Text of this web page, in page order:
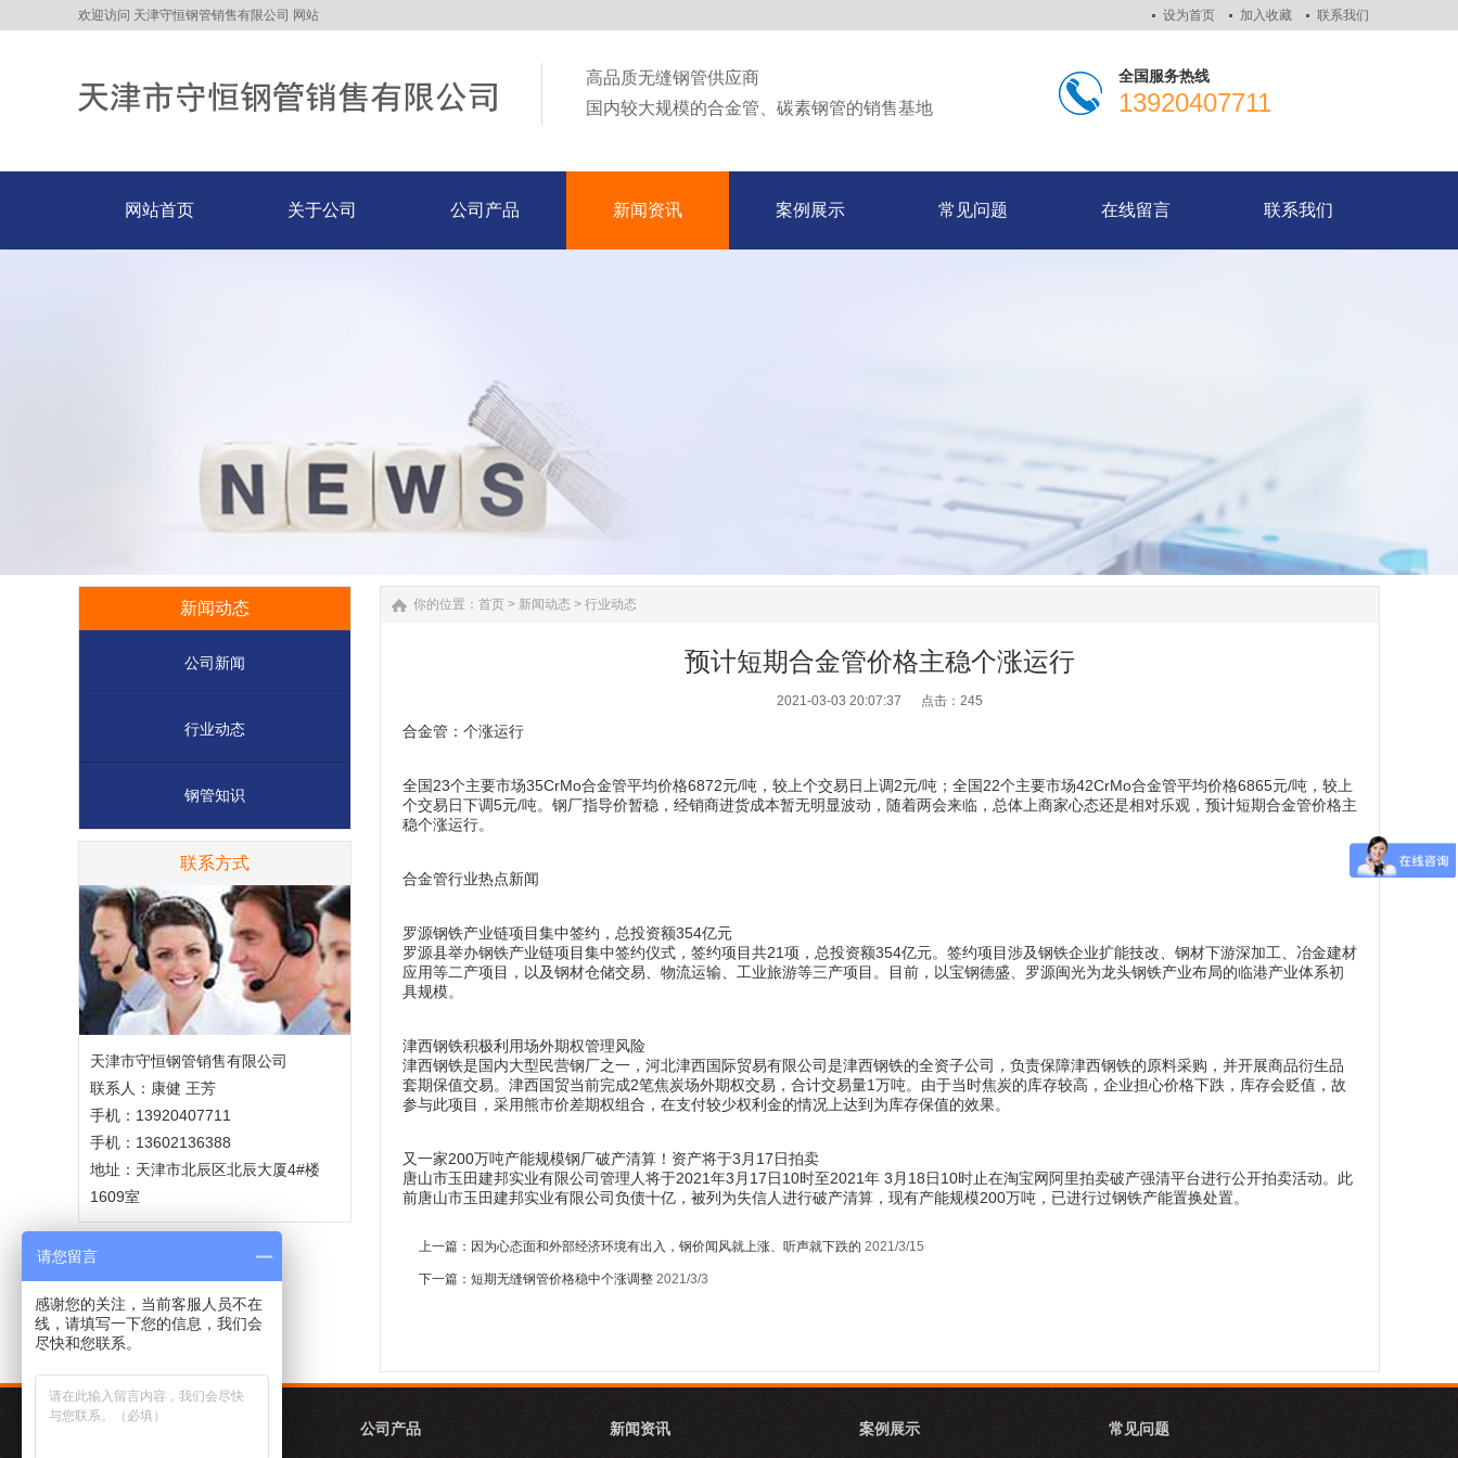
欢迎访问 天津守恒钢管销售有限公司 网站 设为首页 加入收藏 联系我们
高品质无缝钢管供应商
国内较大规模的合金管、碳素钢管的销售基地
全国服务热线
13920407711
网站首页 关于公司 公司产品 新闻资讯 案例展示 常见问题 在线留言 联系我们
1
新闻动态
公司新闻
行业动态
钢管知识
联系方式
天津市守恒钢管销售有限公司
联系人：康健 王芳
手机：13920407711
手机：13602136388
地址：天津市北辰区北辰大厦4#楼
1609室
你的位置： 首页 > 新闻动态 > 行业动态
预计短期合金管价格主稳个涨运行
2021-03-03 20:07:37 点击： 245
合金管：个涨运行
全国23个主要市场35CrMo合金管平均价格6872元/吨，较上个交易日上调2元/吨；全国22个主要市场42CrMo合金管平均价格6865元/吨，较上
个交易日下调5元/吨。钢厂指导价暂稳，经销商进货成本暂无明显波动，随着两会来临，总体上商家心态还是相对乐观，预计短期合金管价格主
稳个涨运行。
合金管行业热点新闻
罗源钢铁产业链项目集中签约，总投资额354亿元
罗源县举办钢铁产业链项目集中签约仪式，签约项目共21项，总投资额354亿元。签约项目涉及钢铁企业扩能技改、钢材下游深加工、冶金建材
应用等二产项目，以及钢材仓储交易、物流运输、工业旅游等三产项目。目前，以宝钢德盛、罗源闽光为龙头钢铁产业布局的临港产业体系初
具规模。
津西钢铁积极利用场外期权管理风险
津西钢铁是国内大型民营钢厂之一，河北津西国际贸易有限公司是津西钢铁的全资子公司，负责保障津西钢铁的原料采购，并开展商品衍生品
套期保值交易。津西国贸当前完成2笔焦炭场外期权交易，合计交易量1万吨。由于当时焦炭的库存较高，企业担心价格下跌，库存会贬值，故
参与此项目，采用熊市价差期权组合，在支付较少权利金的情况上达到为库存保值的效果。
又一家200万吨产能规模钢厂破产清算！资产将于3月17日拍卖
唐山市玉田建邦实业有限公司管理人将于2021年3月17日10时至2021年 3月18日10时止在淘宝网阿里拍卖破产强清平台进行公开拍卖活动。此
前唐山市玉田建邦实业有限公司负债十亿，被列为失信人进行破产清算，现有产能规模200万吨，已进行过钢铁产能置换处置。
上一篇： 因为心态面和外部经济环境有出入，钢价闻风就上涨、听声就下跌的 2021/3/15
下一篇： 短期无缝钢管价格稳中个涨调整 2021/3/3
公司产品 新闻资讯 案例展示 常见问题
请您留言
感谢您的关注，当前客服人员不在
线，请填写一下您的信息，我们会
尽快和您联系。